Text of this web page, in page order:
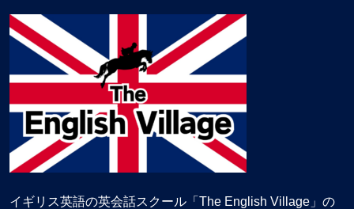
イギリス英語の英会話スクール「The English Village」の